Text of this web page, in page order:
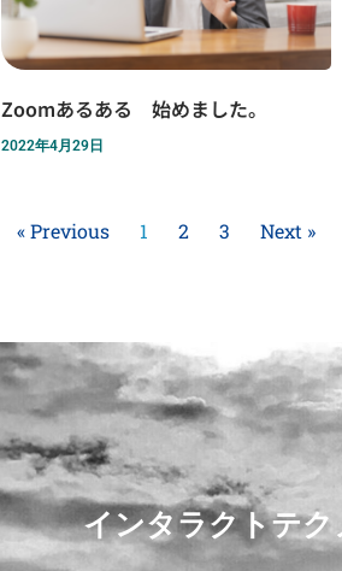
Zoomあるある 始めました。
2022年4月29日
« Previous 1 2 3 Next »
インタラクトテク